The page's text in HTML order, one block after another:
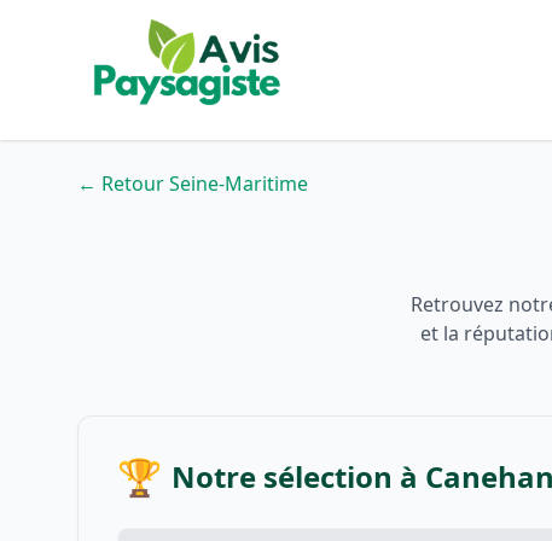
← Retour Seine-Maritime
Retrouvez
et la
🏆 Notre sélection à Canehan